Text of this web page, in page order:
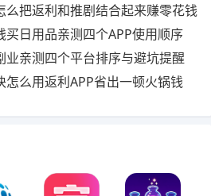
么把返利和推剧结合起来赚零花钱
买日用品亲测四个APP使用顺序
业亲测四个平台排序与避坑提醒
怎么用返利APP省出一顿火锅钱